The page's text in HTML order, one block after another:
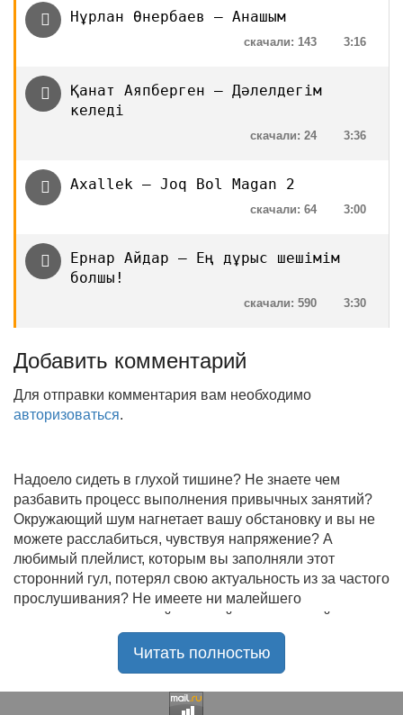
Нұрлан Өнербаев — Анашым
3:16
скачали: 143
Қанат Аяпберген — Дәлелдегім
келеді
3:36
скачали: 24
Axallek — Joq Bol Magan 2
3:00
скачали: 64
Ернар Айдар — Ең дұрыс шешімім
болшы!
3:30
скачали: 590
Добавить комментарий
Для отправки комментария вам необходимо
авторизоваться.
Надоело сидеть в глухой тишине? Не знаете чем
разбавить процесс выполнения привычных занятий?
Окружающий шум нагнетает вашу обстановку и вы не
можете расслабиться, чувствуя напряжение? А
любимый плейлист, которым вы заполняли этот
сторонний гул, потерял свою актуальность из за частого
прослушивания? Не имеете ни малейшего
представления, где найти новый качественный контент
на замену старому? В таком случае вы обратились по
радостью приветствует своих старых и новых
Читать полностью